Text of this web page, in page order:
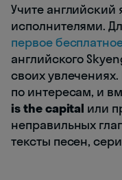
Учите
исполнителями.
первое
английского
своих
по интересам, и
is the capital или
неправильных
тексты песен,